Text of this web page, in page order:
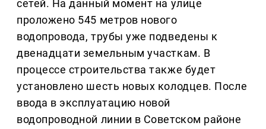
сетей. На данный момент на улице
проложено 545 метров нового
водопровода, трубы уже подведены к
двенадцати земельным участкам. В
процессе строительства также будет
установлено шесть новых колодцев. После
ввода в эксплуатацию новой
водопроводной линии в Советском районе